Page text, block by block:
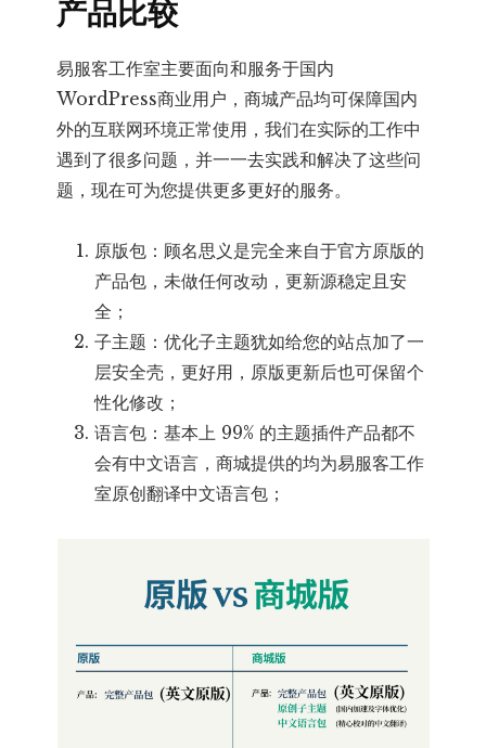
产品比较
易服客工作室主要面向和服务于国内
WordPress商业用户，商城产品均可保障国内
外的互联网环境正常使用，我们在实际的工作中
遇到了很多问题，并一一去实践和解决了这些问
题，现在可为您提供更多更好的服务。
原版包：顾名思义是完全来自于官方原版的
产品包，未做任何改动，更新源稳定且安
全；
子主题：优化子主题犹如给您的站点加了一
层安全壳，更好用，原版更新后也可保留个
性化修改；
语言包：基本上 99% 的主题插件产品都不
会有中文语言，商城提供的均为易服客工作
室原创翻译中文语言包；